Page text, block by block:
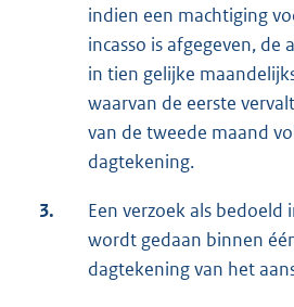
indien een machtiging
incasso is afgegeven, de
in tien gelijke
waarvan de eerste
van de tweede maand
dagtekening.
3.
Een verzoek als bedoeld
wordt gedaan binnen
dagtekening van het